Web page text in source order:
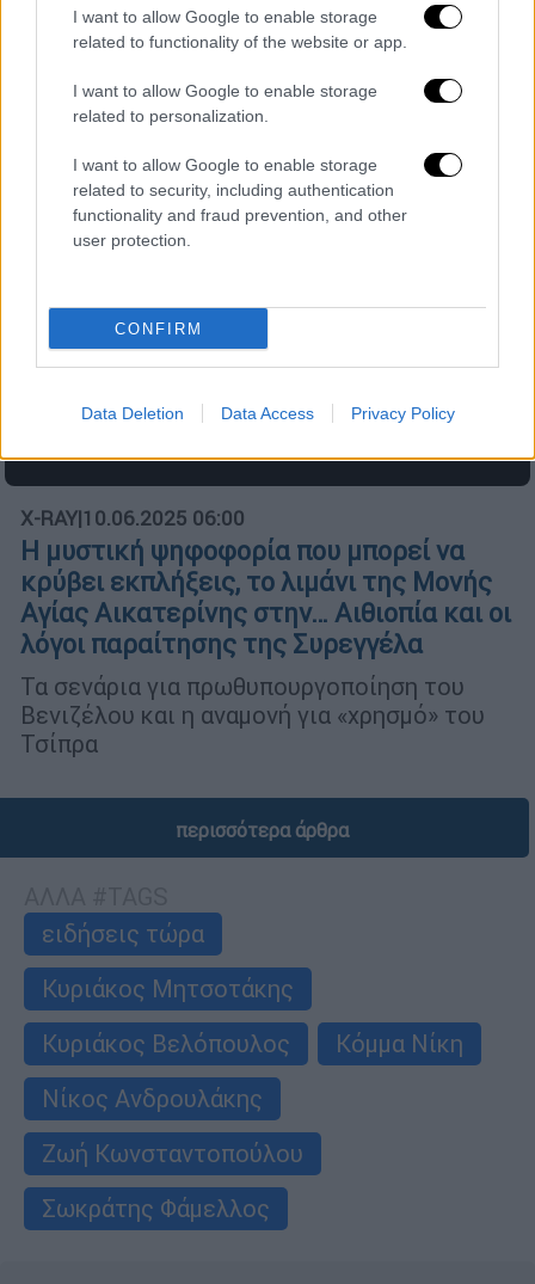
I want to allow Google to enable storage
related to functionality of the website or app.
I want to allow Google to enable storage
related to personalization.
I want to allow Google to enable storage
related to security, including authentication
functionality and fraud prevention, and other
user protection.
CONFIRM
Data Deletion Data Access Privacy Policy
Ποιον πολιτικό αρχηγό εμπιστεύονται
περισσότερο και τι δυσκολεύει τους
πολίτες περισσότερο στα οικονομικά τους
X-RAY|10.06.2025 06:00
Η μυστική ψηφοφορία που μπορεί να
κρύβει εκπλήξεις, το λιμάνι της Μονής
Αγίας Αικατερίνης στην… Αιθιοπία και οι
λόγοι παραίτησης της Συρεγγέλα
Τα σενάρια για πρωθυπουργοποίηση του
Βενιζέλου και η αναμονή για «χρησμό» του
Τσίπρα
περισσότερα άρθρα
ειδήσεις τώρα
Κυριάκος Μητσοτάκης
Κυριάκος Βελόπουλος
Κόμμα Νίκη
Νίκος Ανδρουλάκης
Ζωή Κωνσταντοπούλου
Σωκράτης Φάμελλος